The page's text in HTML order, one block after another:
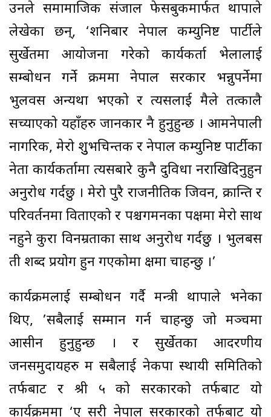
उनले समामाजिक संजाल फेसबुकमार्फत थापाले
लेखेका छन्, ‘शनिबार नेपाल कम्युनिष्ट पार्टीले
सुर्खेतमा आयोजना गरेको कार्यकर्ता भेलालाई
सम्बोधन गर्ने क्रममा नेपाल सरकार भन्नुपर्नेमा
भुलवस अन्यथा भएको र त्यसलाई मैले तत्कालै
सच्याएको यहाँहरु जानकार नै हुनुहुन्छ । आमनेपाली
नागरिक, मेरो शुुभचिन्तक र नेपाल कम्युनिष्ट पार्टीका
नेता कार्यकर्तामा त्यसबारे कुनै दुविधा नराखिदिनुहुन
अनुरोध गर्दछु । मेरो पुरै राजनीतिक जिवन, क्रान्ति र
परिवर्तनमा विताएको र पश्चगमनका पक्षमा मेरो साथ
नहुने कुरा विनम्रताका साथ अनुरोध गर्दछु । भुलबस
ती शब्द प्रयोग हुन गएकोमा क्षमा चाहन्छु ।’
कार्यक्रमलाई सम्बोधन गर्दै मन्त्री थापाले भनेका
थिए, ’सबैलाई सम्मान गर्न चाहन्छु जो मञ्चमा
आसीन हुनुहुन्छ । र सुर्खेतका आदरणीय
जनसमुदायहरु म सबैलाई नेकपा स्थायी समितिको
तर्फबाट र श्री ५ को सरकारको तर्फबाट यो
कार्यक्रममा ‘ए सरी नेपाल सरकारको तर्फबाट यो